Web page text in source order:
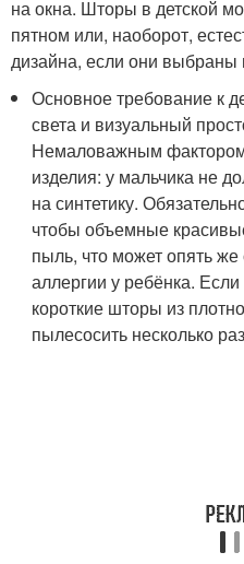
на окна. Шторы в детской
пятном или, наоборот,
дизайна, если они выбраны
Основное требование к
света и визуальный
Немаловажным фактором
изделия: у мальчика не
на синтетику.
чтобы объемные
пыль, что может опять
аллергии у ребёнка.
короткие шторы из
пылесосить несколько